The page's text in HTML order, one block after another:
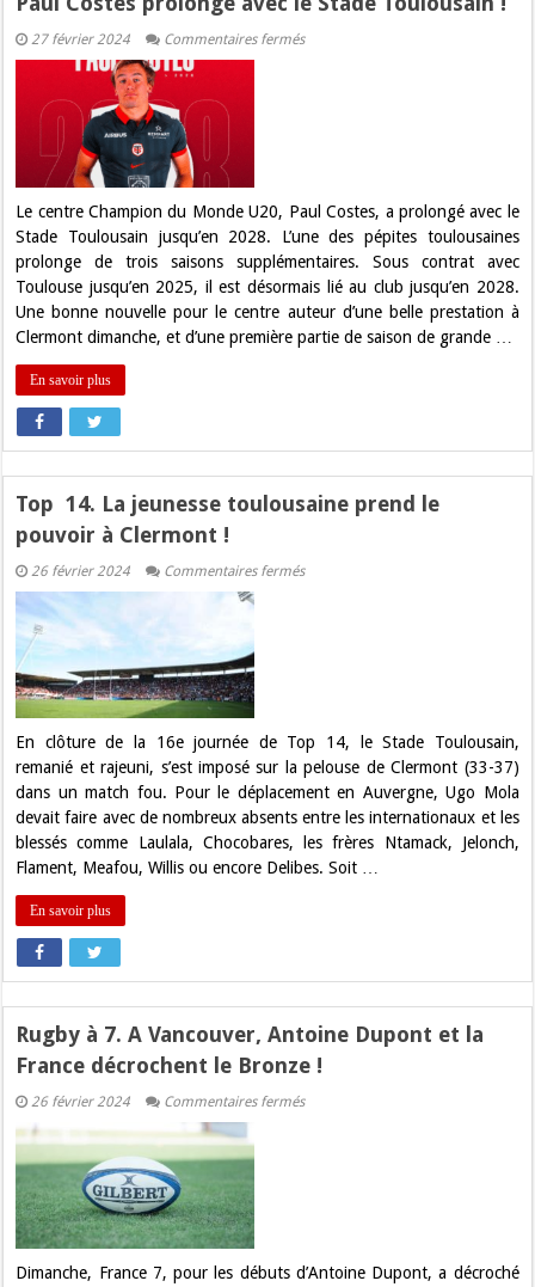
27 février 2024 Commentaires ferméssur
Le centre Champion du Monde U20, Paul Costes, a prolongé avec le
Stade Toulousain jusqu’en 2028. L’une des pépites toulousaines
prolonge de trois saisons supplémentaires. Sous contrat avec
Toulouse jusqu’en 2025, il est désormais lié au club jusqu’en 2028.
Une bonne nouvelle pour le centre auteur d’une belle prestation à
Clermont dimanche, et d’une première partie de saison de grande …
En savoir plus
Top 14. La jeunesse toulousaine prend le
pouvoir à Clermont !
26 février 2024 Commentaires ferméssur
Clermont
!
En clôture de la 16e journée de Top 14, le Stade Toulousain,
remanié et rajeuni, s’est imposé sur la pelouse de Clermont (33-37)
dans un match fou. Pour le déplacement en Auvergne, Ugo Mola
devait faire avec de nombreux absents entre les internationaux et les
blessés comme Laulala, Chocobares, les frères Ntamack, Jelonch,
Flament, Meafou, Willis ou encore Delibes. Soit …
En savoir plus
Rugby à 7. A Vancouver, Antoine Dupont et la
France décrochent le Bronze !
26 février 2024 Commentaires ferméssur
France
Dimanche, France 7, pour les débuts d’Antoine Dupont, a décroché